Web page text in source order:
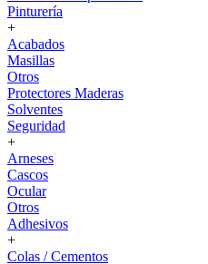
Pinturería
+
Acabados
Masillas
Otros
Protectores Maderas
Solventes
Seguridad
+
Arneses
Cascos
Ocular
Otros
Adhesivos
+
Colas / Cementos